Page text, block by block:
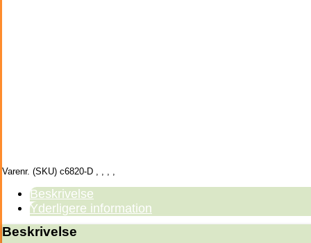
Varenr. (SKU) c6820-D , , , ,
Beskrivelse
Yderligere information
Beskrivelse